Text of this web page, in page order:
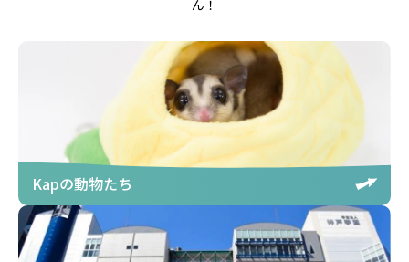
ん！
Kapの動物たち